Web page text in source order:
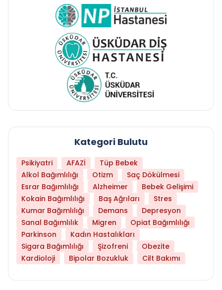
Kategori Bulutu
Psikiyatri AFAZİ
Tüp Bebek
Alkol Bağımlılığı
Otizm
Saç Dökülmesi
Esrar Bağımlılığı
Alzheimer
Bebek Gelişimi
Kokain Bağımlılığı
Baş Ağrıları
Stres
Kumar Bağımlılığı
Demans
Depresyon
Sanal Bağımlılık
Migren
Opiat Bağımlılığı
Parkinson
Kadın Hastalıkları
Sigara Bağımlılığı
Şizofreni
Obezite
Kardioloji
Bipolar Bozukluk Cilt Bakımı